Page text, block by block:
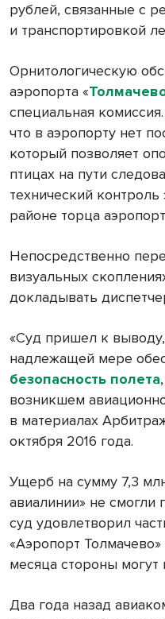
рублей, связанные с
и транспортировкой
Орнитологическую
аэропорта «
специальная
что в аэропорту нет
который позволяет
птицах на пути
технический
районе торца
Непосредственно
визуальных
докладывать
«Суд пришел к выводу,
надлежащей мере
безопасность полета
возникшем
в материалах
октября 2016 года.
Ущерб на сумму 7,3
авиалинии» не смогли
суд удовлетворил
«Аэропорт
месяца стороны могут
Два года назад